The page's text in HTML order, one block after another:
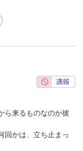
ら来るものなのか彼
回かは、立ち止まっ